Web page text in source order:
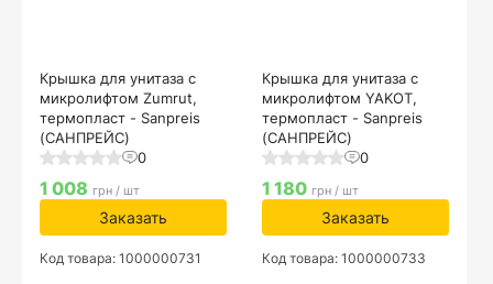
Крышка для унитаза с
микролифтом Zumrut,
термопласт - Sanpreis
(САНПРЕЙС)
0
1 008 грн / шт
Заказать
Код товара: 1000000731
Крышка для унитаза с
микролифтом YAKOT,
термопласт - Sanpreis
(САНПРЕЙС)
0
1 180 грн / шт
Заказать
Код товара: 1000000733